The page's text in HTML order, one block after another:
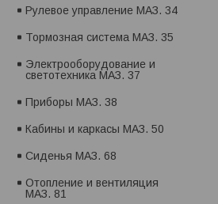
Рулевое управление МАЗ. 34
Тормозная система МАЗ. 35
Электрооборудование и
светотехника МАЗ. 37
Приборы МАЗ. 38
Кабины и каркасы МАЗ. 50
Сиденья МАЗ. 68
Отопление и вентиляция
МАЗ. 81